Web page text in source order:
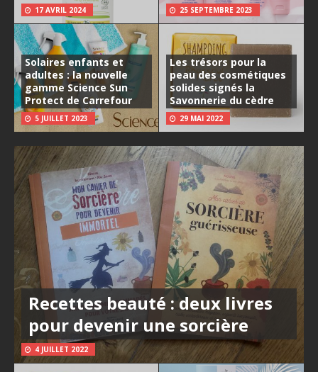
17 AVRIL 2024 25 SEPTEMBRE 2023
Solaires enfants et
adultes : la nouvelle
gamme Science Sun
Protect de Carrefour
5 JUILLET 2023
Les trésors pour la
peau des cosmétiques
solides signés la
Savonnerie du cèdre
29 MAI 2022
Recettes beauté : deux livres
pour devenir une sorcière
4 JUILLET 2022